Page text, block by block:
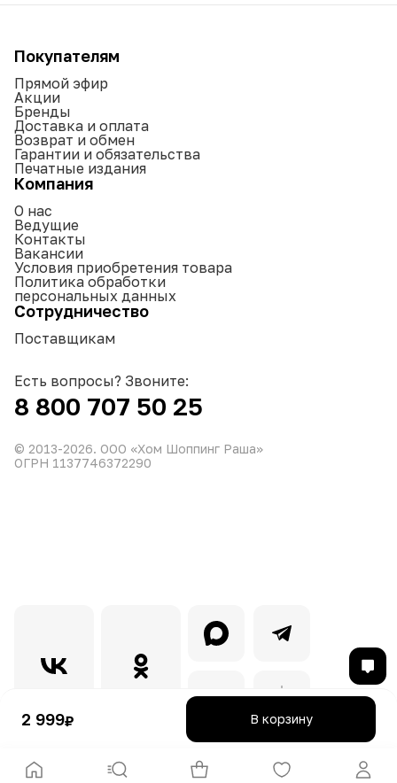
2 999₽ В корзину
Покупателям
Прямой эфир
Акции
Бренды
Доставка и оплата
Возврат и обмен
Гарантии и обязательства
Печатные издания
Компания
О нас
Ведущие
Контакты
Вакансии
Условия приобретения товара
Политика обработки
персональных данных
Сотрудничество
Поставщикам
Есть вопросы? Звоните:
8 800 707 50 25
© 2013-2026. ООО «Хом Шоппинг Раша»
ОГРН 1137746372290